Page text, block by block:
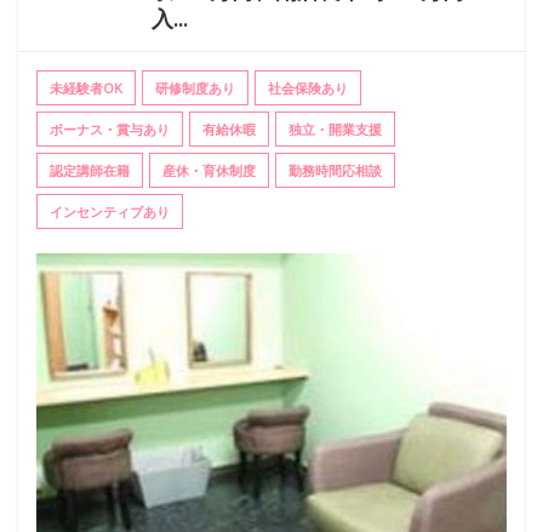
入...
未経験者OK 研修制度あり 社会保険あり
ボーナス・賞与あり 有給休暇 独立・開業支援
認定講師在籍 産休・育休制度 勤務時間応相談
インセンティブあり